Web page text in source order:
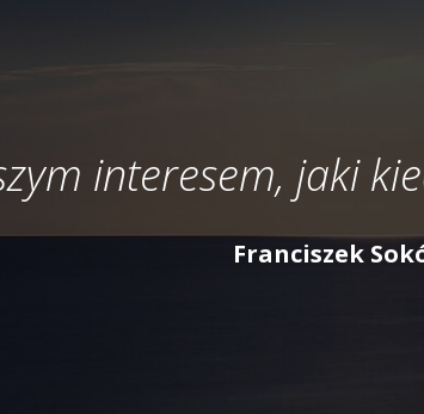
interesem, jaki
Franciszek